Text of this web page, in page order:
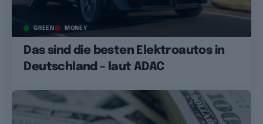
GREEN MONEY
Das sind die besten Elektroautos in
Deutschland – laut ADAC